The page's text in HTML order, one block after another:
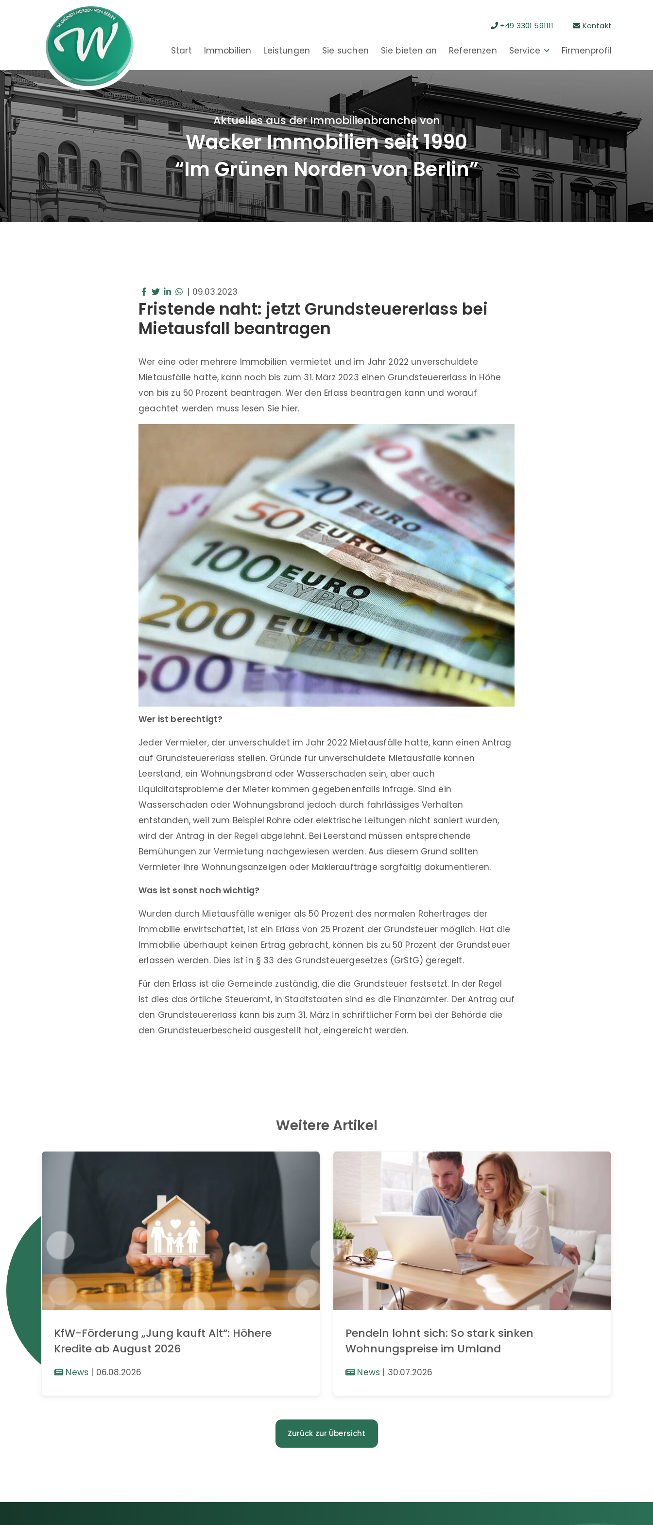
+49 3301 591111 Kontakt
Start Immobilien Leistungen Sie suchen Sie bieten an Referenzen Service Firmenprofil
Aktuelles aus der Immobilienbranche von
Wacker Immobilien seit 1990
“Im Grünen Norden von Berlin”
| 09.03.2023
Fristende naht: jetzt Grundsteuererlass bei
Mietausfall beantragen
Wer eine oder mehrere Immobilien vermietet und im Jahr 2022 unverschuldete
Mietausfälle hatte, kann noch bis zum 31. März 2023 einen Grundsteuererlass in Höhe
von bis zu 50 Prozent beantragen. Wer den Erlass beantragen kann und worauf
geachtet werden muss lesen Sie hier.
Wer ist berechtigt?
Jeder Vermieter, der unverschuldet im Jahr 2022 Mietausfälle hatte, kann einen Antrag
auf Grundsteuererlass stellen. Gründe für unverschuldete Mietausfälle können
Leerstand, ein Wohnungsbrand oder Wasserschaden sein, aber auch
Liquiditätsprobleme der Mieter kommen gegebenenfalls infrage. Sind ein
Wasserschaden oder Wohnungsbrand jedoch durch fahrlässiges Verhalten
entstanden, weil zum Beispiel Rohre oder elektrische Leitungen nicht saniert wurden,
wird der Antrag in der Regel abgelehnt. Bei Leerstand müssen entsprechende
Bemühungen zur Vermietung nachgewiesen werden. Aus diesem Grund sollten
Vermieter ihre Wohnungsanzeigen oder Makleraufträge sorgfältig dokumentieren.
Was ist sonst noch wichtig?
Wurden durch Mietausfälle weniger als 50 Prozent des normalen Rohertrages der
Immobilie erwirtschaftet, ist ein Erlass von 25 Prozent der Grundsteuer möglich. Hat die
Immobilie überhaupt keinen Ertrag gebracht, können bis zu 50 Prozent der Grundsteuer
erlassen werden. Dies ist in § 33 des Grundsteuergesetzes (GrStG) geregelt.
Für den Erlass ist die Gemeinde zuständig, die die Grundsteuer festsetzt. In der Regel
ist dies das örtliche Steueramt, in Stadtstaaten sind es die Finanzämter. Der Antrag auf
den Grundsteuererlass kann bis zum 31. März in schriftlicher Form bei der Behörde die
den Grundsteuerbescheid ausgestellt hat, eingereicht werden.
Weitere Artikel
KfW-Förderung „Jung kauft Alt“: Höhere
Kredite ab August 2026
News | 06.08.2026
Pendeln lohnt sich: So stark sinken
Wohnungspreise im Umland
News | 30.07.2026
Zurück zur Übersicht